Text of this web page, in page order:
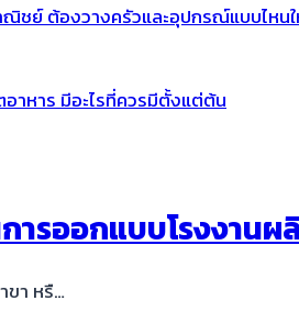
ย์ ต้องวางครัวและอุปกรณ์แบบไหนใ
ารออกแบบโรงงาน
ขา หรื…